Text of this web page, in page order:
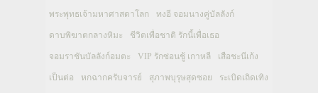
พระพุทธเจ้ามหาศาสดาโลก ทงอี จอมนางคู่บัลลังก์
ดาบพิฆาตกลางหิมะ ชีวิตเพื่อชาติ รักนี้เพื่อเธอ
จอมราชันบัลลังก์อมตะ VIP รักซ่อนชู้ เกาหลี เสือชะนีเก้ง
เป็นต่อ หกฉากครับจารย์ สุภาพบุรุษสุดซอย ระเบิดเถิดเทิง